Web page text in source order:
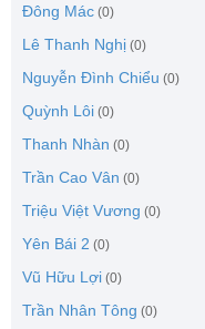
Đông Mác (0)
Lê Thanh Nghị (0)
Nguyễn Đình Chiểu (0)
Quỳnh Lôi (0)
Thanh Nhàn (0)
Trần Cao Vân (0)
Triệu Việt Vương (0)
Yên Bái 2 (0)
Vũ Hữu Lợi (0)
Trần Nhân Tông (0)